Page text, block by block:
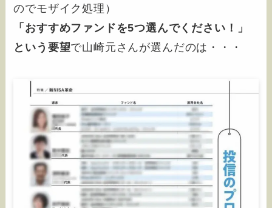
のでモザイク処理）
「おすすめファンドを5つ選んでください！」
という要望で山崎元さんが選んだのは・・・